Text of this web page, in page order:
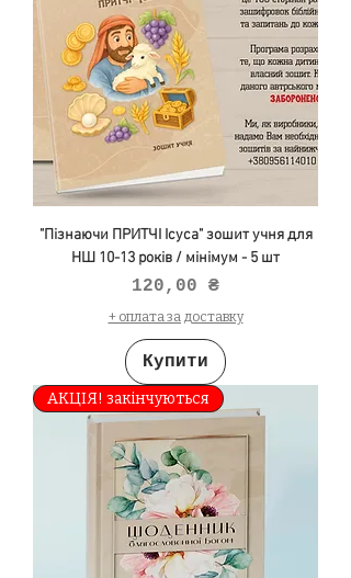
"Пізнаючи ПРИТЧІ Ісуса" зошит учня для
НШ 10-13 років / мінімум - 5 шт
Ціна
120,00 ₴
+ оплата за доставку
Купити
АКЦІЯ! закінчуються